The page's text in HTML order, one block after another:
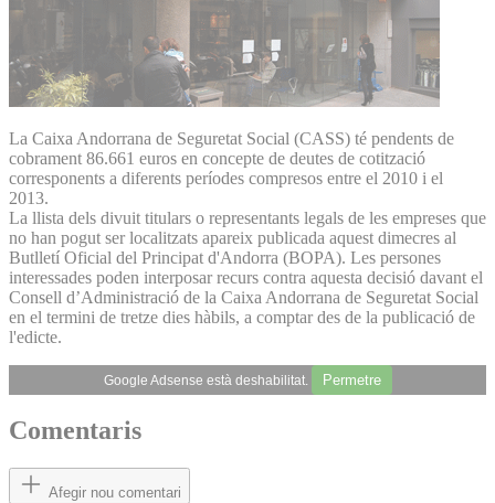
La Caixa Andorrana de Seguretat Social (CASS) té pendents de
cobrament 86.661 euros en concepte de deutes de cotització
corresponents a diferents períodes compresos entre el 2010 i el
2013.
La llista dels divuit titulars o representants legals de les empreses que
no han pogut ser localitzats apareix publicada aquest dimecres al
Butlletí Oficial del Principat d'Andorra (BOPA). Les persones
interessades poden interposar recurs contra aquesta decisió davant el
Consell d’Administració de la Caixa Andorrana de Seguretat Social
en el termini de tretze dies hàbils, a comptar des de la publicació de
l'edicte.
Google Adsense està deshabilitat. Permetre
Comentaris
Afegir nou comentari